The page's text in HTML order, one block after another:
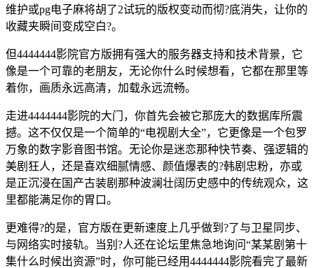
维护或pg电子麻将胡了2试玩的版权变动而彻?底消失，让你的
收藏夹瞬间变成空白?。
但4444444影院官方版拥有强大的服务器支持和技术背景，它
像是一个可靠的老朋友，无论你什么时候想看，它都在那里等
着你，画质永远高清，加载永远流畅。
走进4444444影院的大门，你首先会被它那庞大的数据库所震
撼。这不仅仅是一个简单的“电视剧大全”，它更像是一个包罗
万象的数字影音图书馆。无论你是迷恋那种快节奏、强逻辑的
美剧狂人，还是喜欢细腻情感、颜值爆表的?韩剧忠粉，亦或
是正沉浸在国产古装剧那种波澜壮阔历史感中的传统观众，这
里都能满足你的胃口。
更难得?的是，官方版在更新速度上几乎做到?了与卫星同步、
与网络实时接轨。当别?人还在论坛里焦急地询问“某某剧第十
集什么时候出资源”时，你可能已经用4444444影院看完了最新